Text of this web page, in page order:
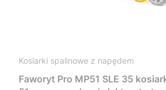
Kosiarki spalinowe z napędem
Faworyt Pro MP51 SLE 35